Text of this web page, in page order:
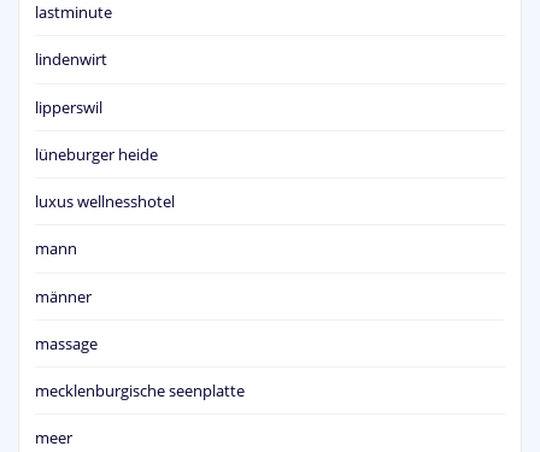
lastminute
lindenwirt
lipperswil
lüneburger heide
luxus wellnesshotel
mann
männer
massage
mecklenburgische seenplatte
meer